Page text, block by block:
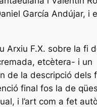
García Andújar, i
F.X. sobre la fi
etcètera- i un
de la descripció dels
final fos la de
i l’art com a fet